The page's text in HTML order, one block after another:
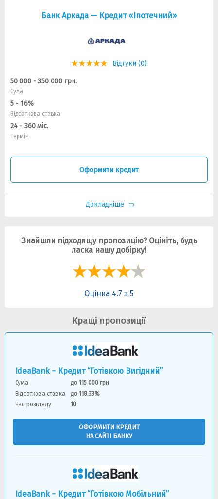
Банк Аркада — Кредит «Iпотечний»
Відгуки (0)
50 000 - 350 000 грн.
Сума
5 - 16%
Відсоткова ставка
24 - 360 міс.
Термін
Оформити кредит
Докладніше
Знайшли підходящу пропозицію? Оцініть, будь
ласка нашу добірку!
Оцінка 4.7 з 5
Кращі пропозиції
IdeaBank – Кредит “Готівкою Вигідний”
Сума
до 115 000 грн
Відсоткова ставка
до 118.33%
Час розгляду
10
ОФОРМИТИ КРЕДИТ
НА САЙТІ БАНКУ
IdeaBank – Кредит “Готівкою Мобільний”